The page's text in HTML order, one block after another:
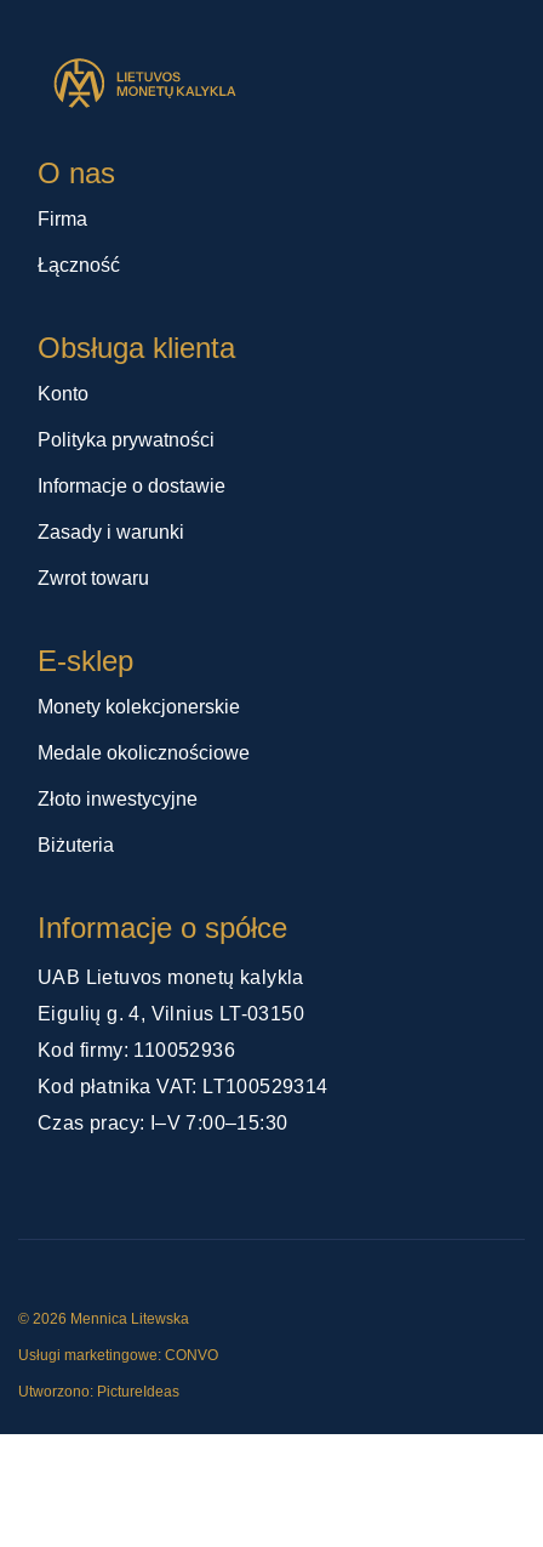
O nas
Firma
Łączność
Obsługa klienta
Konto
Polityka prywatności
Informacje o dostawie
Zasady i warunki
Zwrot towaru
E-sklep
Monety kolekcjonerskie
Medale okolicznościowe
Złoto inwestycyjne
Biżuteria
Informacje o spółce
UAB Lietuvos monetų kalykla
Eigulių g. 4, Vilnius LT-03150
Kod firmy: 110052936
Kod płatnika VAT: LT100529314
Czas pracy: I–V 7:00–15:30
© 2026 Mennica Litewska
Usługi marketingowe: CONVO
Utworzono: PictureIdeas